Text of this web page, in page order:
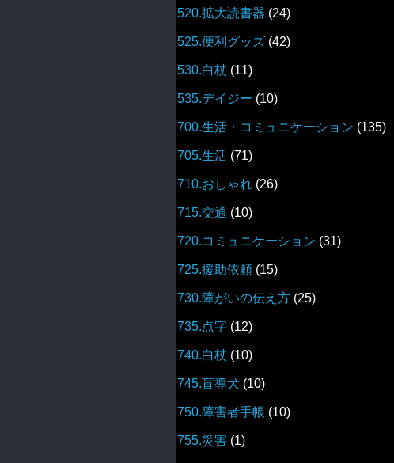
520.拡大読書器 (24)
525.便利グッズ (42)
530.白杖 (11)
535.デイジー (10)
700.生活・コミュニケーション (135)
705.生活 (71)
710.おしゃれ (26)
715.交通 (10)
720.コミュニケーション (31)
725.援助依頼 (15)
730.障がいの伝え方 (25)
735.点字 (12)
740.白杖 (10)
745.盲導犬 (10)
750.障害者手帳 (10)
755.災害 (1)